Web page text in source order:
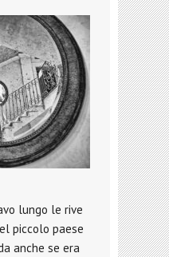
lungo le rive
piccolo paese
anche se era